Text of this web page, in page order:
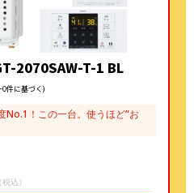
2070SAW-T-1 BL
件に基づく)
No.1！この一台。使うほど“お
（税込）